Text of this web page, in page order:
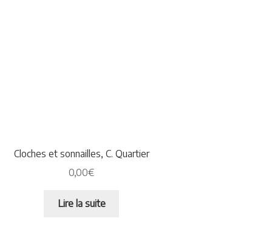
Cloches et sonnailles, C. Quartier
0,00€
Lire la suite